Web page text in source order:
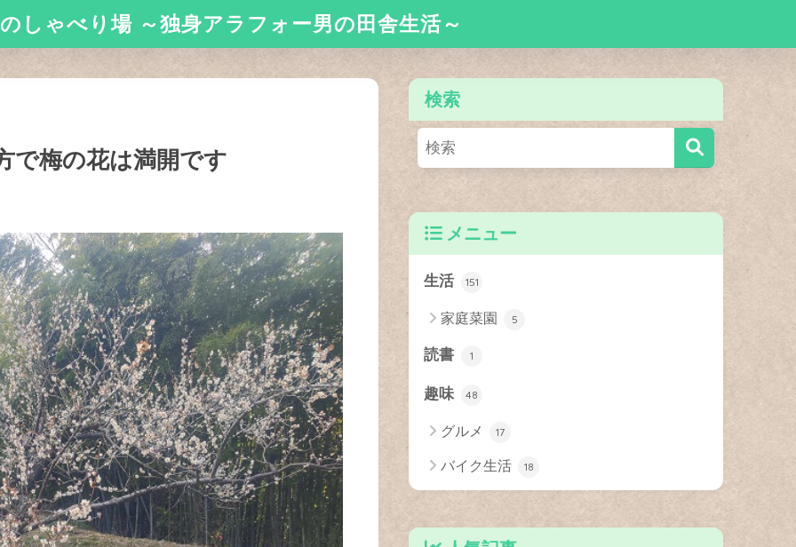
しゃべり場 ～独身アラフォー男の田舎生活～
で梅の花は満開です
検索
メニュー
生活 151
家庭菜園 5
読書 1
趣味 48
グルメ 17
バイク生活 18